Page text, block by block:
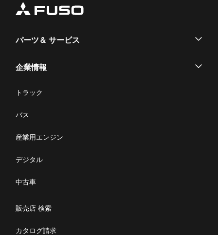
パーツ＆ サービス
パーツ
企業情報
企業情報
お問い合わせ
ニュース・お知らせ
採用情報
リコール情報
特定整備(自動車一覧表）
ふそうライフ
トラック
バス
産業用エンジン
デジタル
中古車
販売店 検索
カタログ請求